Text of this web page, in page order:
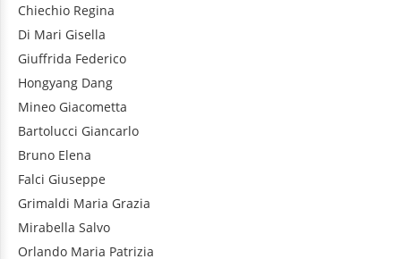
Chiechio Regina
Di Mari Gisella
Giuffrida Federico
Hongyang Dang
Mineo Giacometta
Bartolucci Giancarlo
Bruno Elena
Falci Giuseppe
Grimaldi Maria Grazia
Mirabella Salvo
Orlando Maria Patrizia